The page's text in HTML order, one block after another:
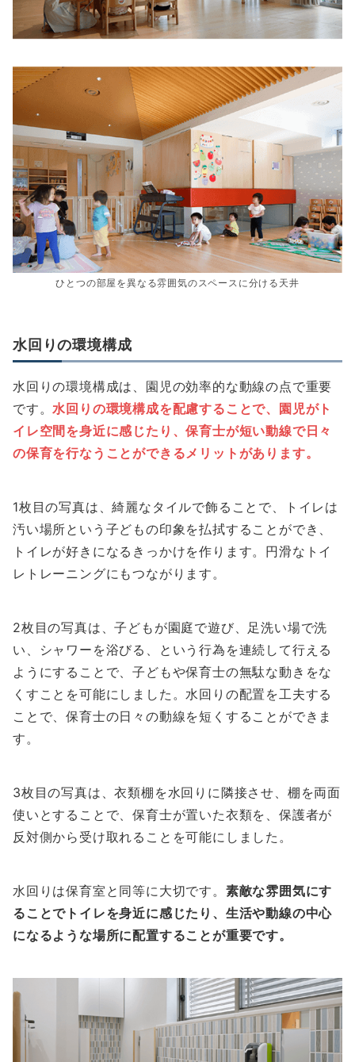
ひとつの部屋を異なる雰囲気のスペースに分ける天井
水回りの環境構成
水回りの環境構成は、園児の効率的な動線の点で重要
です。 水回りの環境構成を配慮することで、園児がト
イレ空間を身近に感じたり、保育士が短い動線で日々
の保育を行なうことができるメリットがあります。
1枚目の写真は、綺麗なタイルで飾ることで、トイレは
汚い場所という子どもの印象を払拭することができ、
トイレが好きになるきっかけを作ります。円滑なトイ
レトレーニングにもつながります。
2枚目の写真は、子どもが園庭で遊び、足洗い場で洗
い、シャワーを浴びる、という行為を連続して行える
ようにすることで、子どもや保育士の無駄な動きをな
くすことを可能にしました。水回りの配置を工夫する
ことで、保育士の日々の動線を短くすることができま
す。
3枚目の写真は、衣類棚を水回りに隣接させ、棚を両面
使いとすることで、保育士が置いた衣類を、保護者が
反対側から受け取れることを可能にしました。
水回りは保育室と同等に大切です。 素敵な雰囲気にす
ることでトイレを身近に感じたり、生活や動線の中心
になるような場所に配置することが重要です。